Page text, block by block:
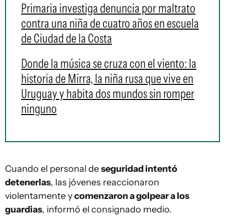
Primaria investiga denuncia por maltrato
contra una niña de cuatro años en escuela
de Ciudad de la Costa
Donde la música se cruza con el viento: la
historia de Mirra, la niña rusa que vive en
Uruguay y habita dos mundos sin romper
ninguno
Cuando el personal deseguridad intentó
detenerlas, las jóvenes reaccionaron
violentamente ycomenzaron a golpear a los
guardias, informó el consignado medio.